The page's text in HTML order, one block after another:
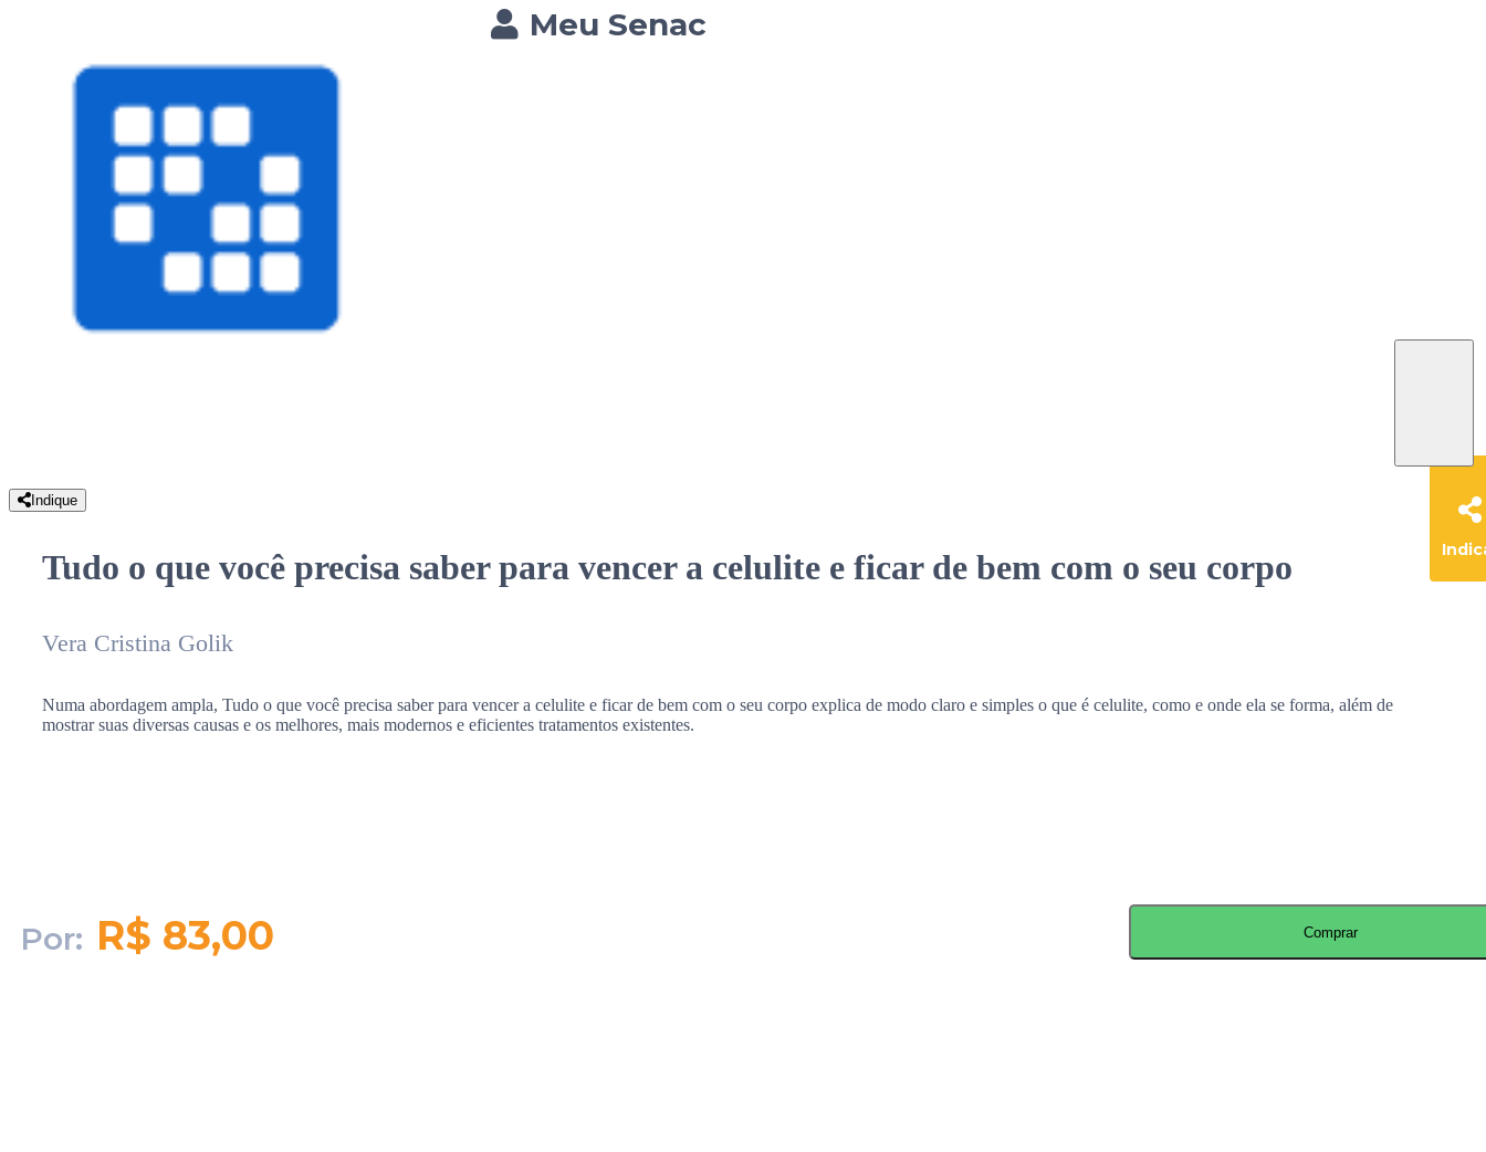
Meu Senac
Indique
Tudo o que você precisa saber para vencer a celulite e ficar de bem com o seu corpo
Vera Cristina Golik
Numa abordagem ampla, Tudo o que você precisa saber para vencer a celulite e ficar de bem com o seu corpo explica de modo claro e simples o que é celulite, como e onde ela se forma, além de
mostrar suas diversas causas e os melhores, mais modernos e eficientes tratamentos existentes.
Por: R$ 83,00 Comprar